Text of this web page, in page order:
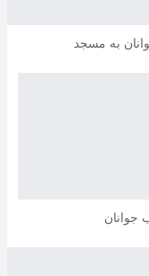
به مسجد
جوانان